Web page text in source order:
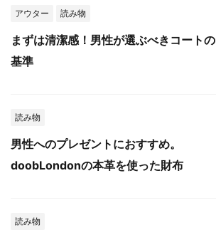
アウター 読み物
まずは清潔感！男性が選ぶべきコートの
基準
読み物
男性へのプレゼントにおすすめ。
doobLondonの本革を使った財布
読み物